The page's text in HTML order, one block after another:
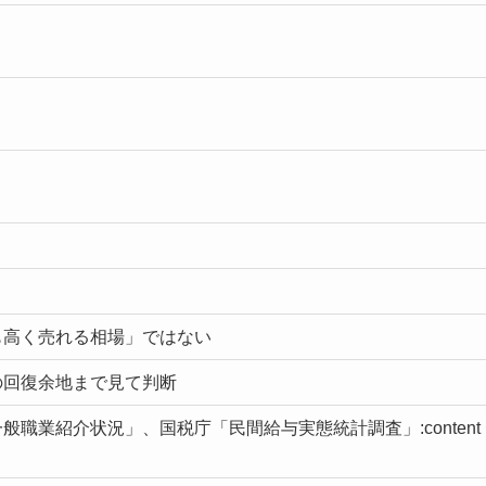
く売れる相場」ではない
復余地まで見て判断
職業紹介状況」、国税庁「民間給与実態統計調査」:content